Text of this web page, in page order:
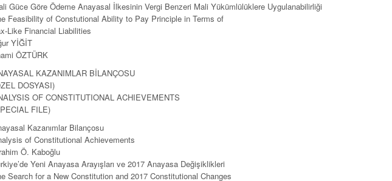
Güce Göre Ödeme Anayasal İlkesinin Vergi Benzeri Mali Yükümlülüklere Uygulanabilirliği
Feasibility of Constutional Ability to Pay Principle in Terms of
Like Financial Liabilities
YİĞİT
ÖZTÜRK
KAZANIMLAR BİLANÇOSU
DOSYASI)
OF CONSTITUTIONAL ACHIEVEMENTS
FILE)
Kazanımlar Bilançosu
of Constitutional Achievements
Ö. Kaboğlu
Yeni Anayasa Arayışları ve 2017 Anayasa Değişiklikleri
Search for a New Constitution and 2017 Constitutional Changes